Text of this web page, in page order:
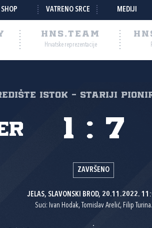
SHOP VATRENO SRCE MEDIJI
HNS.TEAM
Hrvatske reprezentacije
Istok - Stariji
1 : 7
ZAVRŠENO
JELAS, SLAVONSKI BROD, 20.11.2022.
Suci: Ivan Hodak, Tomislav Arelić, Filip Turina.